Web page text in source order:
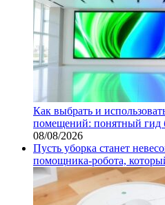
Как выбрать и
помещений: понятный гид
08/08/2026
Пусть уборка станет
помощника‑робота,